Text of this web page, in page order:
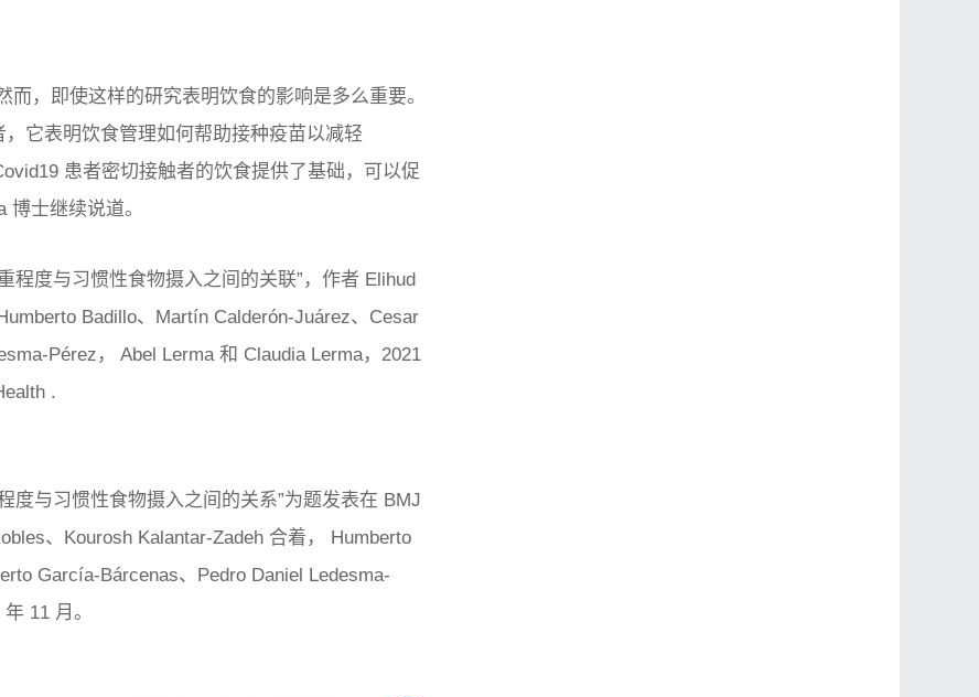
，即使这样的研究表明饮食的影响是多么重要。
它表明饮食管理如何帮助接种疫苗以减轻
患者密切接触者的饮食提供了基础，可以促
士继续说道。
程度与习惯性食物摄入之间的关联”，作者 Elihud
Badillo、Martín Calderón-Juárez、Cesar
Pérez， Abel Lerma 和 Claudia Lerma，2021
.
度与习惯性食物摄入之间的关系”为题发表在 BMJ
、Kourosh Kalantar-Zadeh 合着， Humberto
García-Bárcenas、Pedro Daniel Ledesma-
11 月。